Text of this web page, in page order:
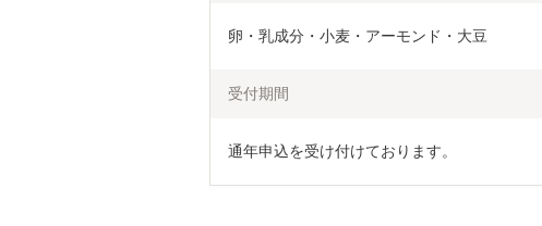
卵・乳成分・小麦・アーモンド・大豆
受付期間